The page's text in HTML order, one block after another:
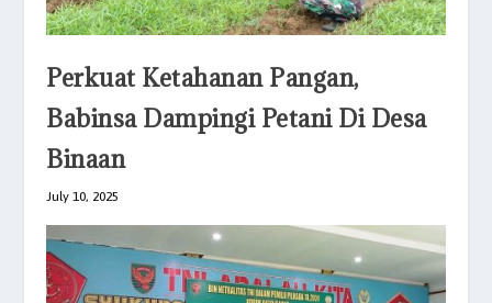
Perkuat Ketahanan Pangan,
Babinsa Dampingi Petani Di Desa
Binaan
July 10, 2025